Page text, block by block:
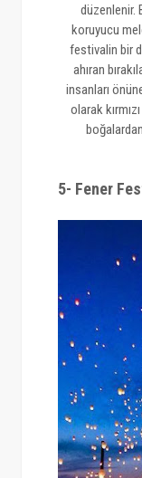
düzenlenir.
koruyucu
festivalin bir
ahıran
insanları
olarak
5- Fener